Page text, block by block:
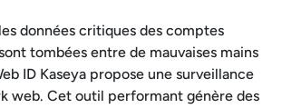
données critiques des comptes
tombées entre de mauvaises mains
ID Kaseya propose une surveillance
web. Cet outil performant génère des